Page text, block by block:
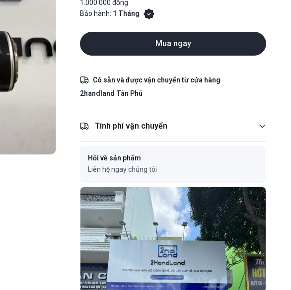
1.000.000 đồng
Bảo hành: 1 Tháng
Mua ngay
Có sẵn và được vận chuyển từ cửa hàng
2handland Tân Phú
Tính phí vận chuyển
Hỏi về sản phẩm
Liên hệ ngay chúng tôi